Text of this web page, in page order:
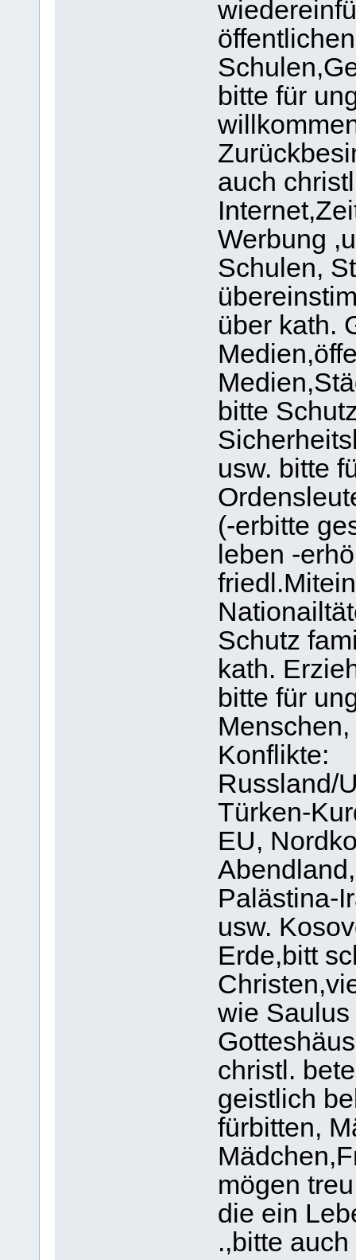
bitte für
auch
Werbung
Schulen,
über kath.
bitte
usw. bitte
(-erbitte
leben -
Schutz
kath.
bitte für
Konflikte:
Russland/
Türken-
EU,
Palästina-
usw.
Erde,bitt
wie
christl.
geistlich
fürbitten,
mögen
die ein
.,bitte